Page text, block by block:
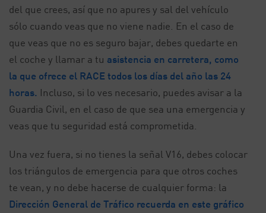
del que crees, así que no apures y sal del vehículo
sólo cuando veas que no viene nadie. En el caso de
que veas que no es seguro bajar, debes quedarte en
el coche y llamar a tu asistencia en carretera, como
la que ofrece el RACE todos los días del año las 24
horas. Incluso, si lo ves necesario, puedes avisar a la
Guardia Civil, en el caso de que sea una emergencia y
veas que tu seguridad está comprometida.
Una vez fuera, si no tienes la señal V16, debes colocar
los triángulos de emergencia para que otros coches
te vean, y no debe hacerse de cualquier forma: la
Dirección General de Tráfico recuerda en este gráfico